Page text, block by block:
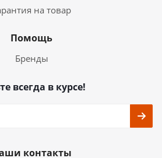
на товар
Помощь
Бренды
всегда в курсе!
контакты